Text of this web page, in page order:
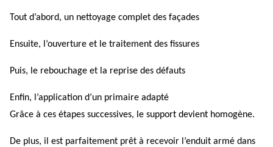
Tout d’abord, un nettoyage complet des façades
Ensuite, l’ouverture et le traitement des fissures
Puis, le rebouchage et la reprise des défauts
Enfin, l’application d’un primaire adapté
Grâce à ces étapes successives, le support devient homogène.
De plus, il est parfaitement prêt à recevoir l’enduit armé dans